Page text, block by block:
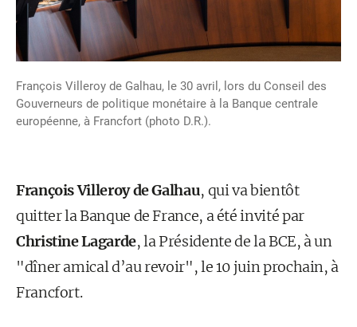
François Villeroy de Galhau, le 30 avril, lors du Conseil des
Gouverneurs de politique monétaire à la Banque centrale
européenne, à Francfort (photo D.R.).
François Villeroy de Galhau, qui va bientôt
quitter la Banque de France, a été invité par
Christine Lagarde, la Présidente de la BCE, à un
"dîner amical d’au revoir", le 10 juin prochain, à
Francfort.